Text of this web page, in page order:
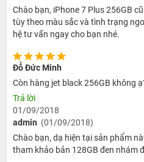
Chào bạn, iPhone 7 Plus 256GB
tùy theo màu sắc và tình trạng
hệ tư vấn ngay cho bạn nhé.
Đỗ Đức Minh
Còn hàng jet black 256GB không
Trả lời
01/09/2018
admin (01/09/2018)
Chào bạn, dạ hiện tại sản phẩm
tham khảo bản 128GB đen nhám